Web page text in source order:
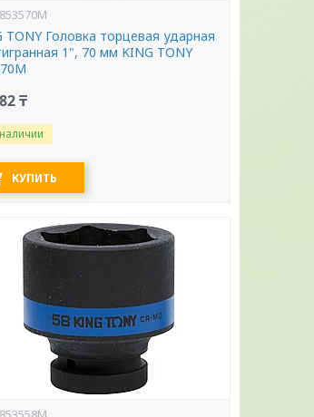
853570M
TONY Головка торцевая ударная
1", 70 мм KING TONY
₸
КУПИТЬ